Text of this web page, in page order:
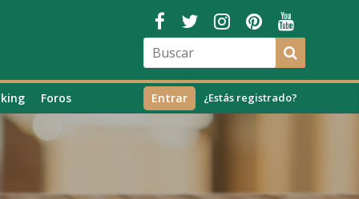
Foros ¿Estás registrado?
Entrar